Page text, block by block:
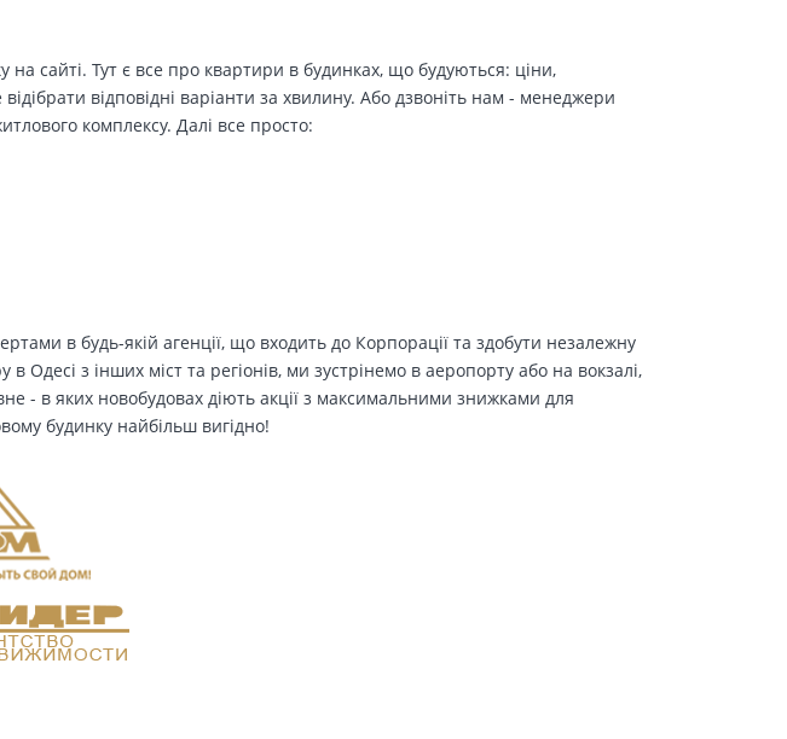
сайті. Тут є все про квартири в будинках, що будуються: ціни,
відповідні варіанти за хвилину. Або дзвоніть нам - менеджери
комплексу. Далі все просто:
в будь-якій агенції, що входить до Корпорації та здобути незалежну
Одесі з інших міст та регіонів, ми зустрінемо в аеропорту або на вокзалі,
- в яких новобудовах діють акції з максимальними знижками для
будинку найбільш вигідно!